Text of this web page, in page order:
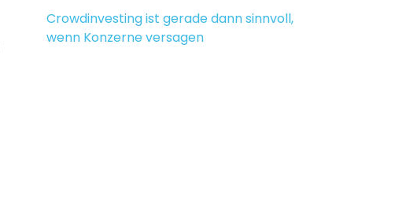
Crowdinvesting ist gerade dann sinnvoll,
wenn Konzerne versagen